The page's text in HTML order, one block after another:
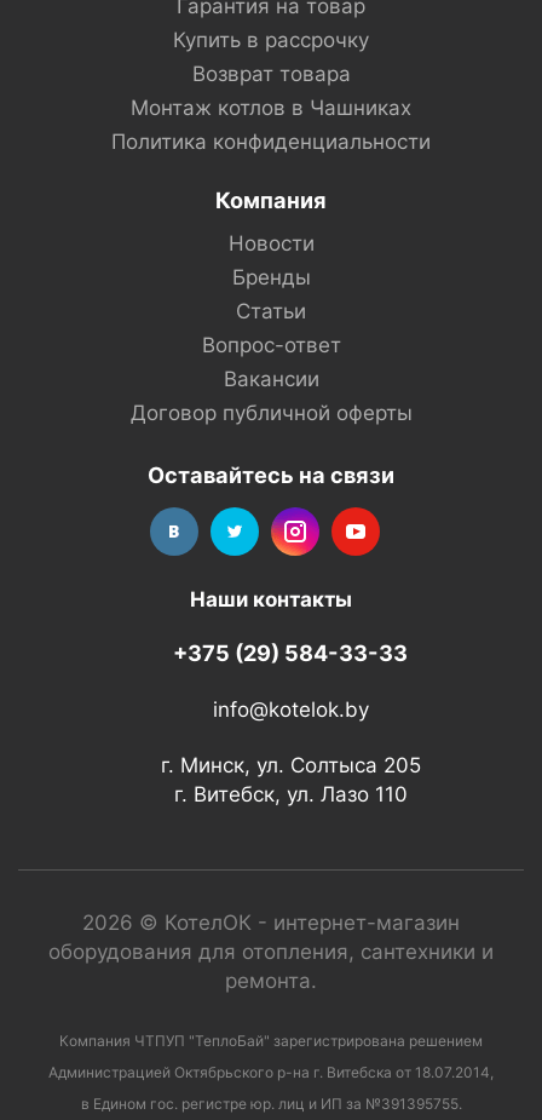
Гарантия на товар
Купить в рассрочку
Возврат товара
Монтаж котлов в Чашниках
Политика конфиденциальности
Компания
Новости
Бренды
Статьи
Вопрос-ответ
Вакансии
Договор публичной оферты
Оставайтесь на связи
Наши контакты
+375 (29) 584-33-33
info@kotelok.by
г. Минск, ул. Солтыса 205
г. Витебск, ул. Лазо 110
2026 © КотелОК - интернет-магазин
оборудования для отопления, сантехники и
ремонта.
Компания ЧТПУП "ТеплоБай" зарегистрирована решением
Администрацией Октябрьского р-на г. Витебска от 18.07.2014,
в Едином гос. регистре юр. лиц и ИП за №391395755.